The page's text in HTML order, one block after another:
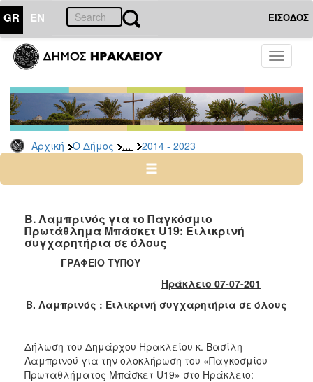
GR EN ΕΙΣΟΔΟΣ
Toggle
Αρχική Ο Δήμος ... 2014 - 2023
ΔΗΜΟΣ
Δήμαρχος
Ομιλίες
-
Χαιρετισμοί
-
-
2014
-
-
Απολογισμός
Έργου
Β. Λαμπρινός για το Παγκόσμιο
Πρωτάθλημα Μπάσκετ U19: Ειλικρινή
συγχαρητήρια σε όλους
ΓΡΑΦΕΙΟ ΤΥΠΟΥ
Ηράκλειο 07-07-201
Β. Λαμπρινός : Ειλικρινή συγχαρητήρια σε όλους
Δήλωση του Δημάρχου Ηρακλείου κ. Βασίλη
Λαμπρινού για την ολοκλήρωση του «Παγκοσμίου
Πρωταθλήματος Μπάσκετ U19» στο Ηράκλειο: